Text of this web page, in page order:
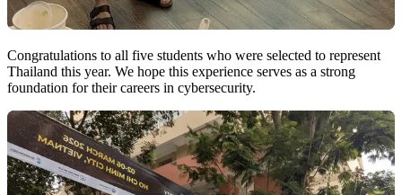
Congratulations to all five students who were selected to represent
Thailand this year. We hope this experience serves as a strong
foundation for their careers in cybersecurity.